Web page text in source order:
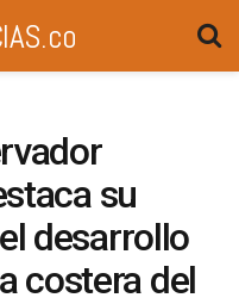
su
desarrollo
costera del